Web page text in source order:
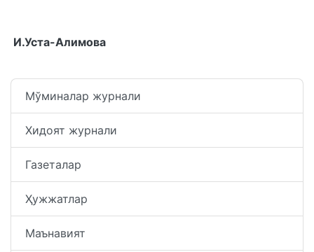
И.Уста-Алимова
Мўминалар журнали
Хидоят журнали
Газеталар
Ҳужжатлар
Маънавият